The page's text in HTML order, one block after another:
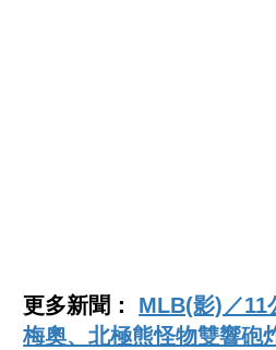
更多新聞： MLB(影)／11
梅奧、北極熊怪物雙響砲